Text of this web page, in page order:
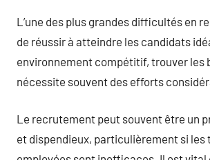
L’une des plus grandes difficultés en
de réussir à atteindre les candidats
environnement compétitif, trouver les
nécessite souvent des efforts
Le recrutement peut souvent être un
et dispendieux, particulièrement si les